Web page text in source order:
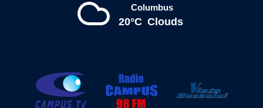
Columbus
20°C Clouds